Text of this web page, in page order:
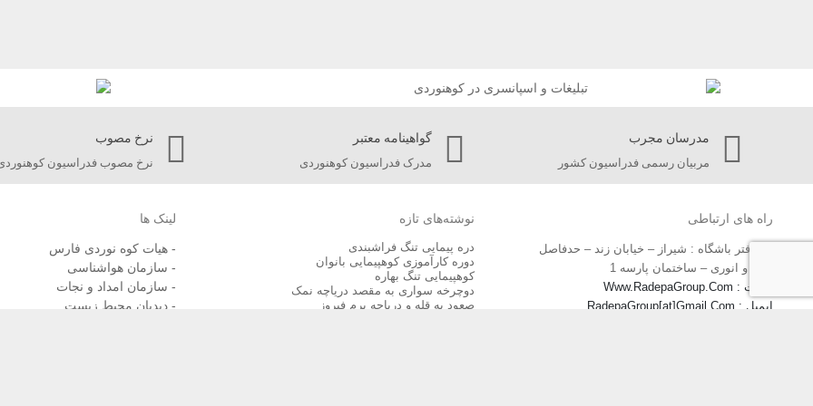
مدرسان مجرب
مربیان رسمی فدراسیون کشور
گواهینامه معتبر
مدرک فدراسیون کوهنوردی
نرخ مصوب
نرخ مصوب فدراسیون
راه های ارتباطی
دفتر باشگاه : شیراز – خیابان زند – حدفاصل
خیام و انوری – ساختمان پارسه 1
سایت : Www.RadepaGroup.Com
ایمیل : RadepaGroup[at]Gmail.Com
نوشته‌های تازه
دره پیمایی تنگ فراشبندی
دوره کارآموزی کوهپیمایی بانوان
کوهپیمایی تنگ بهاره
دوچرخه سواری به مقصد دریاچه نمک
صعود به قله و دریاچه برم فیروز
لینک ها
- هیات کوه نوردی فارس
- سازمان هواشناسی
- سازمان امداد و نجات
- دیدبان محیط زیست